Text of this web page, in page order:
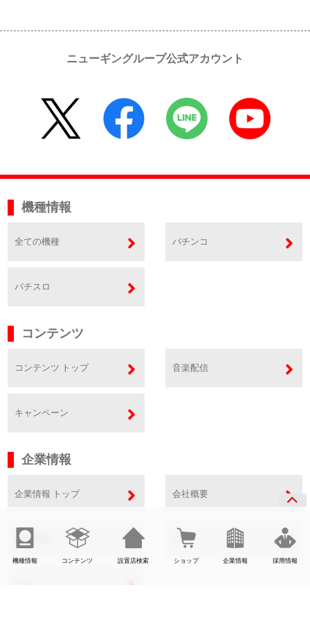
機種情報 コンテンツ 設置店検索 ショップ 企業情報 採用情報
ニューギングループ公式アカウント
機種情報
全ての機種 パチンコ
パチスロ
コンテンツ
コンテンツ トップ 音楽配信
キャンペーン
企業情報
企業情報 トップ 会社概要
事業内容 SDGs